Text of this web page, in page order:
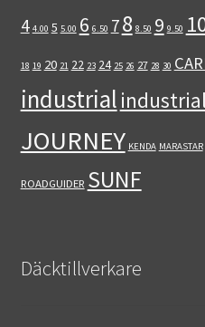
4 4.00 5 5.00 6 6.50 78 8.50 9 9.50
18 19 20 21 22 23 24 25 26 27 28 30
industrial
JOURNEY KENDA MARASTAR
ROADGUIDER SUNF
Däcktillverkare